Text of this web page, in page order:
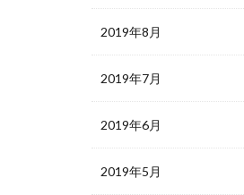
2019年8月
2019年7月
2019年6月
2019年5月